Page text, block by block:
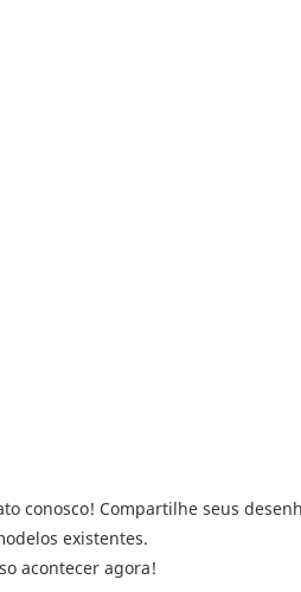
conosco! Compartilhe seus
existentes.
acontecer agora!